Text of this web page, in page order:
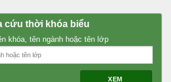
cứu thời khóa biểu
khóa, tên ngành hoặc tên lớp
XEM